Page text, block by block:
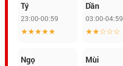
Tý
23:00-00:59
★★★★★
Dần
03:00-04:59
★★☆☆☆
Ngọ Mùi